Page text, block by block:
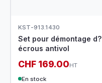
KST-913.1430
Set pour démontage d?
écrous antivol
CHF 169.00HT
En stock